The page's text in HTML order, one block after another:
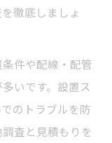
徹底しましょ
件や配線・配管
いです。設置ス
のトラブルを防
査と見積もりを